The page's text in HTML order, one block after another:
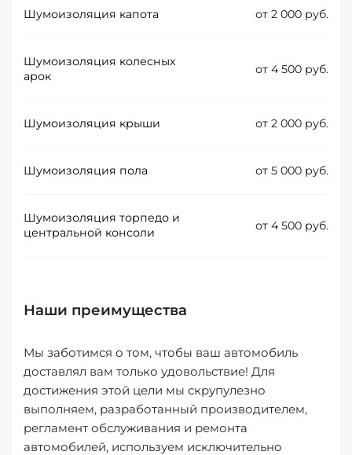
Шумоизоляция капота от 2 000 руб.
Шумоизоляция колесных
арок
от 4 500 руб.
Шумоизоляция крыши от 2 000 руб.
Шумоизоляция пола от 5 000 руб.
Шумоизоляция торпедо и
центральной консоли
от 4 500 руб.
Наши преимущества
Мы заботимся о том, чтобы ваш автомобиль
доставлял вам только удовольствие! Для
достижения этой цели мы скрупулезно
выполняем, разработанный производителем,
регламент обслуживания и ремонта
автомобилей, используем исключительно